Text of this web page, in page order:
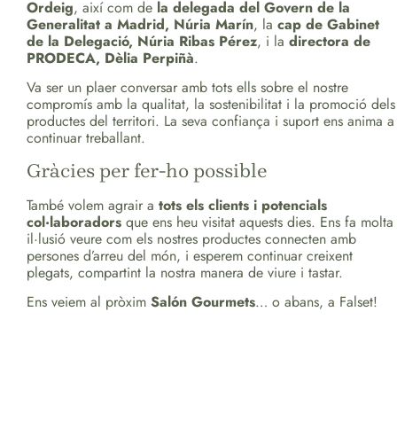
Ordeig, així com de la delegada del Govern de la
Generalitat a Madrid, Núria Marín, la cap de Gabinet
de la Delegació, Núria Ribas Pérez, i la directora de
PRODECA, Dèlia Perpiñà.
Va ser un plaer conversar amb tots ells sobre el nostre
compromís amb la qualitat, la sostenibilitat i la promoció dels
productes del territori. La seva confiança i suport ens anima a
continuar treballant.
Gràcies per fer-ho possible
També volem agrair a tots els clients i potencials
col·laboradors que ens heu visitat aquests dies. Ens fa molta
il·lusió veure com els nostres productes connecten amb
persones d’arreu del món, i esperem continuar creixent
plegats, compartint la nostra manera de viure i tastar.
Ens veiem al pròxim Salón Gourmets… o abans, a Falset!